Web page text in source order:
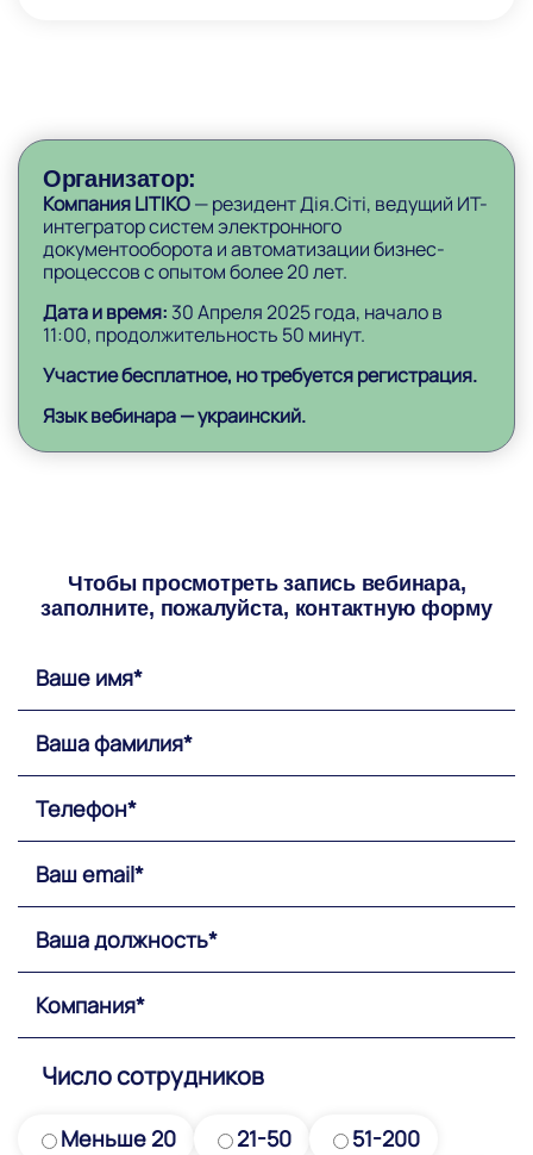
Организатор:
Компания LITIKO— резидент Дія.Сіті, ведущий ИТ-
интегратор систем электронного
документооборота и автоматизации бизнес-
процессов с опытом более 20 лет.
Дата и время: 30 Апреля 2025 года, начало в
11:00, продолжительность 50 минут.
Участие бесплатное, но требуется регистрация.
Язык вебинара — украинский.
Чтобы просмотреть запись вебинара,
заполните, пожалуйста, контактную форму
Число сотрудников
Меньше 20 21-50
51-200